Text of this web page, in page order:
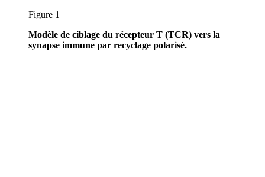
Figure 1
Modèle de ciblage du récepteur T (TCR) vers la
synapse immune par recyclage polarisé.